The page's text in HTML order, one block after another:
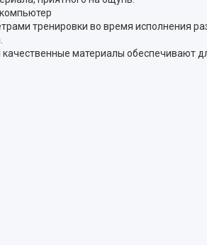
тренировки во время исполнения
материалы обеспечивают